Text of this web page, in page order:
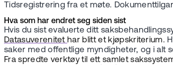
Tidsregistrering fra et møte.
Hva som har endret seg siden sist
Hvis du sist evaluerte ditt
Datasuverenitet har blitt et kjøpskriterium.
saker med offentlige myndigheter, og i alt
Fra spredte verktøy til ett samlet